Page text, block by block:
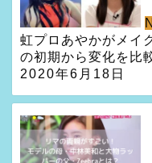
虹プロあやかがメイ
の初期から変化を比
2020年6月18日